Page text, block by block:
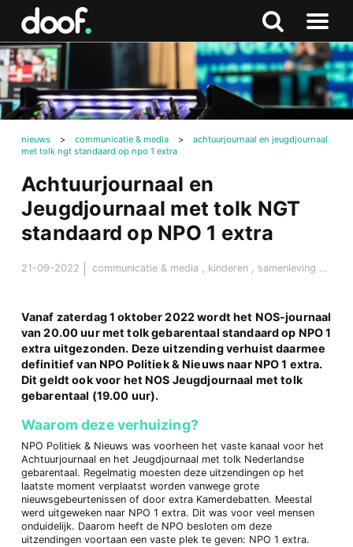
Zoeken
Naar
menu
nieuws > communicatie & media >
achtuurjournaal en jeugdjournaal
met tolk ngt standaard op npo 1 extra
Achtuurjournaal en
Jeugdjournaal met tolk NGT
standaard op NPO 1 extra
21-09-2022 communicatie & media kinderen samenleving & maatschappij
Vanaf zaterdag 1 oktober 2022 wordt het NOS-journaal
van 20.00 uur met tolk gebarentaal standaard op NPO 1
extra uitgezonden. Deze uitzending verhuist daarmee
definitief van NPO Politiek & Nieuws naar NPO 1 extra.
Dit geldt ook voor het NOS Jeugdjournaal met tolk
gebarentaal (19.00 uur).
Waarom deze verhuizing?
NPO Politiek & Nieuws was voorheen het vaste kanaal voor het
Achtuurjournaal en het Jeugdjournaal met tolk Nederlandse
gebarentaal. Regelmatig moesten deze uitzendingen op het
laatste moment verplaatst worden vanwege grote
nieuwsgebeurtenissen of door extra Kamerdebatten. Meestal
werd uitgeweken naar NPO 1 extra. Dit was voor veel mensen
onduidelijk. Daarom heeft de NPO besloten om deze
uitzendingen voortaan een vaste plek te geven: NPO 1 extra.
Doof.nl
Zoeken
naar
boven